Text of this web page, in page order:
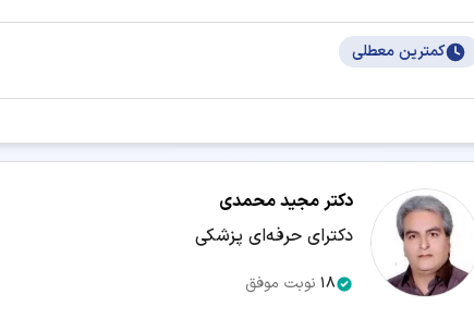
جستجو در شهرهای دیگر:
دکتر پزشکی تهران
دکتر پزشکی کرمانشاه
دکتر پزشکی یاسوج دکتر پزشکی گرگان
دکتر پزشکی قزوین
دکتر پزشکی زاهدان
دکتر پزشکی سنندج
دکتر پزشکی قم
دکتر پزشکی سمنان
دکتر پزشکی بوشهر
کمترین معطلی
دکتر مجید محمدی
دکترای حرفه‌ای پزشکی
18 نوبت موفق